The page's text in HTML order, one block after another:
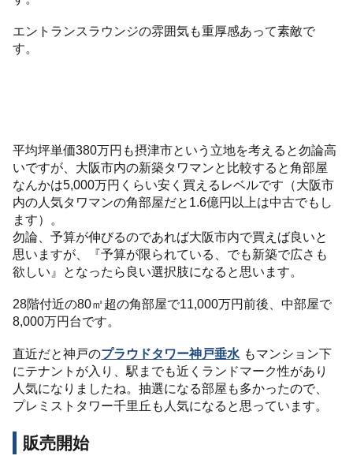
エントランスラウンジの雰囲気も重厚感あって素敵で
す。
平均坪単価380万円も摂津市という立地を考えると勿論高
いですが、大阪市内の新築タワマンと比較すると角部屋
なんかは5,000万円くらい安く買えるレベルです（大阪市
内の人気タワマンの角部屋だと1.6億円以上は中古でもし
ます）。
勿論、予算が伸びるのであれば大阪市内で買えば良いと
思いますが、『予算が限られている、でも新築で広さも
欲しい』となったら良い選択肢になると思います。
28階付近の80㎡超の角部屋で11,000万円前後、中部屋で
8,000万円台です。
直近だと神戸のプラウドタワー神戸垂水 もマンション下
にテナントが入り、駅までも近くランドマーク性があり
人気になりましたね。抽選になる部屋も多かったので、
プレミストタワー千里丘も人気になると思っています。
販売開始